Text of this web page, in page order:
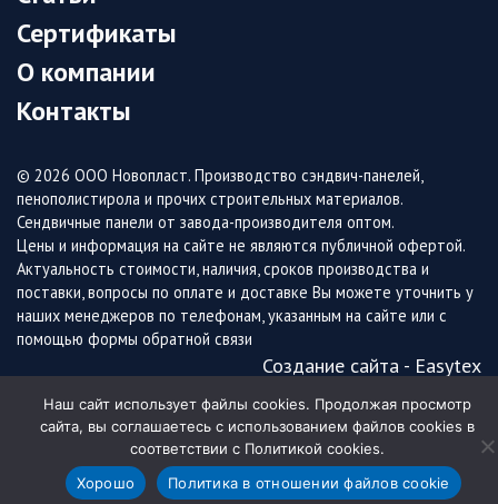
Сертификаты
О компании
Контакты
© 2026 ООО Новопласт. Производство сэндвич-панелей,
пенополистирола и прочих строительных материалов.
Сендвичные панели от завода-производителя оптом.
Цены и информация на сайте не являются публичной офертой.
Актуальность стоимости, наличия, сроков производства и
поставки, вопросы по оплате и доставке Вы можете уточнить у
наших менеджеров по телефонам, указанным на сайте или с
помощью формы обратной связи
Создание сайта - Easytex
Наш сайт использует файлы cookies. Продолжая просмотр
сайта, вы соглашаетесь с использованием файлов cookies в
соответствии с Политикой cookies.
Хорошо
Политика в отношении файлов cookie